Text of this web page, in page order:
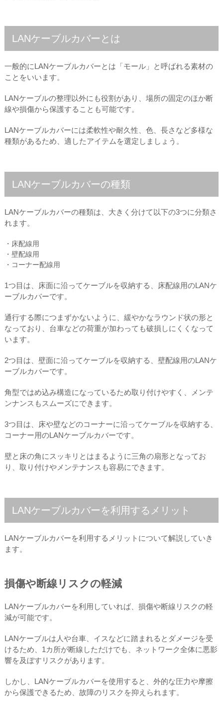
LANケーブルカバーとは
一般的にLANケーブルカバーとは「モール」と呼ばれる素材の
ことをいいます。
LANケーブルの整理以外にも役割があり、場所の固定のほか断
線や損傷から保護することも可能です。
LANケーブルカバーには柔軟性や耐久性、色、長さなど多様な
種類があるため、適したアイテムを選定しましょう。
LANケーブルカバーの種類
LANケーブルカバーの種類は、大きく分けて以下の3つに分類さ
れます。
・床配線用
・壁配線用
・コーナー配線用
1つ目は、床面に沿ってケーブルを収納する、床配線用のLANケ
ーブルカバーです。
通行する際につまずかないように、緩やかなラウンド状の形と
なっており、台車などの荷重が加わっても破損しにくくなって
います。
2つ目は、壁面に沿ってケーブルを収納する、壁配線用のLANケ
ーブルカバーです。
角型ではめ込み構造になっているため取り付けやすく、メンテ
ンナンスもスムーズにできます。
3つ目は、床や壁などのコーナーに沿ってケーブルを収納する、
コーナー用のLANケーブルカバーです。
壁と床の角にスッキリとはまるように三角の扇形となってお
り、取り付けやメンテナンスも容易にできます。
LANケーブルカバーを利用するメリット
LANケーブルカバーを利用するメリットについて解説していき
ます。
損傷や断線リスクの軽減
LANケーブルカバーを利用していれば、損傷や断線リスクの軽
減が可能です。
LANケーブルは人や台車、イスなどに踏まれるとダメージを受
けるため、1カ所が断線しただけでも、ネットワーク全体に悪影
響を及ぼすリスクがあります。
しかし、LANケーブルカバーを使用すると、外的な圧力や摩擦
から保護できるため、故障のリスクを抑えられます。